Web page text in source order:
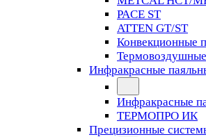
PACE ST
ATTEN GT/ST
Конвекционные
Инфракрасные
Инфракрасные
ТЕРМОПРО ИК
Прецизионные